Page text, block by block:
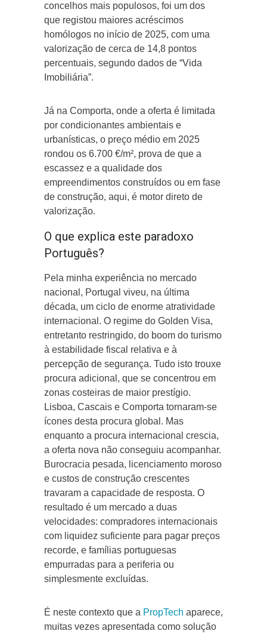
concelhos mais populosos, foi um dos
que registou maiores acréscimos
homólogos no início de 2025, com uma
valorização de cerca de 14,8 pontos
percentuais, segundo dados de “Vida
Imobiliária”.
Já na Comporta, onde a oferta é limitada
por condicionantes ambientais e
urbanísticas, o preço médio em 2025
rondou os 6.700 €/m², prova de que a
escassez e a qualidade dos
empreendimentos construídos ou em fase
de construção, aqui, é motor direto de
valorização.
O que explica este paradoxo
Português?
Pela minha experiência no mercado
nacional, Portugal viveu, na última
década, um ciclo de enorme atratividade
internacional. O regime do Golden Visa,
entretanto restringido, do boom do turismo
à estabilidade fiscal relativa e à
percepção de segurança. Tudo isto trouxe
procura adicional, que se concentrou em
zonas costeiras de maior prestígio.
Lisboa, Cascais e Comporta tornaram-se
ícones desta procura global. Mas
enquanto a procura internacional crescia,
a oferta nova não conseguiu acompanhar.
Burocracia pesada, licenciamento moroso
e custos de construção crescentes
travaram a capacidade de resposta. O
resultado é um mercado a duas
velocidades: compradores internacionais
com liquidez suficiente para pagar preços
recorde, e famílias portuguesas
empurradas para a periferia ou
simplesmente excluídas.
É neste contexto que a PropTech aparece,
muitas vezes apresentada como solução